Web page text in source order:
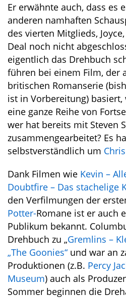
Er erwähnte auch, dass es
anderen namhaften
des vierten Mitglieds,
Deal noch nicht
eigentlich das Drehbuch
führen bei einem Film, der
britischen Romanserie
ist in Vorbereitung)
eine ganze Reihe von
wer hat bereits mit Steven
zusammengearbeitet? Es
selbstverständlich um
Dank Filmen wie Kevin –
Doubtfire – Das stachelige
den Verfilmungen der
Potter-Romane ist er auch
Publikum bekannt.
Drehbuch zu „Gremlins –
„The Goonies“ und war an
Produktionen (z.B. Percy
Museum) auch als
Sommer beginnen die